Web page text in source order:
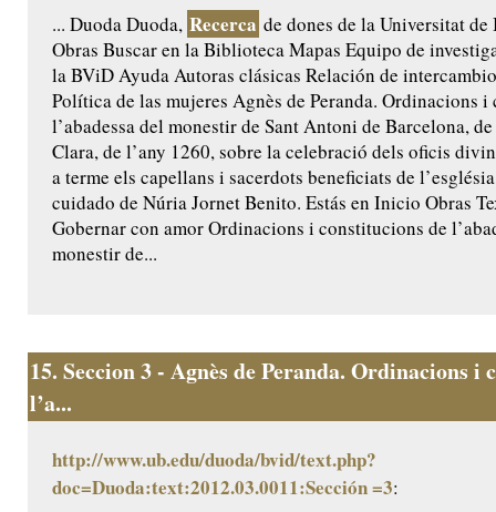
... Duoda Duoda, Recerca de dones de la Universitat
Obras Buscar en la Biblioteca Mapas Equipo de
la BViD Ayuda Autoras clásicas Relación de
Política de las mujeres Agnès de Peranda. Ordinacions
l’abadessa del monestir de Sant Antoni de Barcelona, de
Clara, de l’any 1260, sobre la celebració dels oficis
a terme els capellans i sacerdots beneficiats de
cuidado de Núria Jornet Benito. Estás en Inicio Obras
Gobernar con amor Ordinacions i constitucions de
monestir de...
15. Seccion 3 - Agnès de Peranda. Ordinacions i
l’a...
http://www.ub.edu/duoda/bvid/text.php?
doc=Duoda:text:2012.03.0011:Sección =3: